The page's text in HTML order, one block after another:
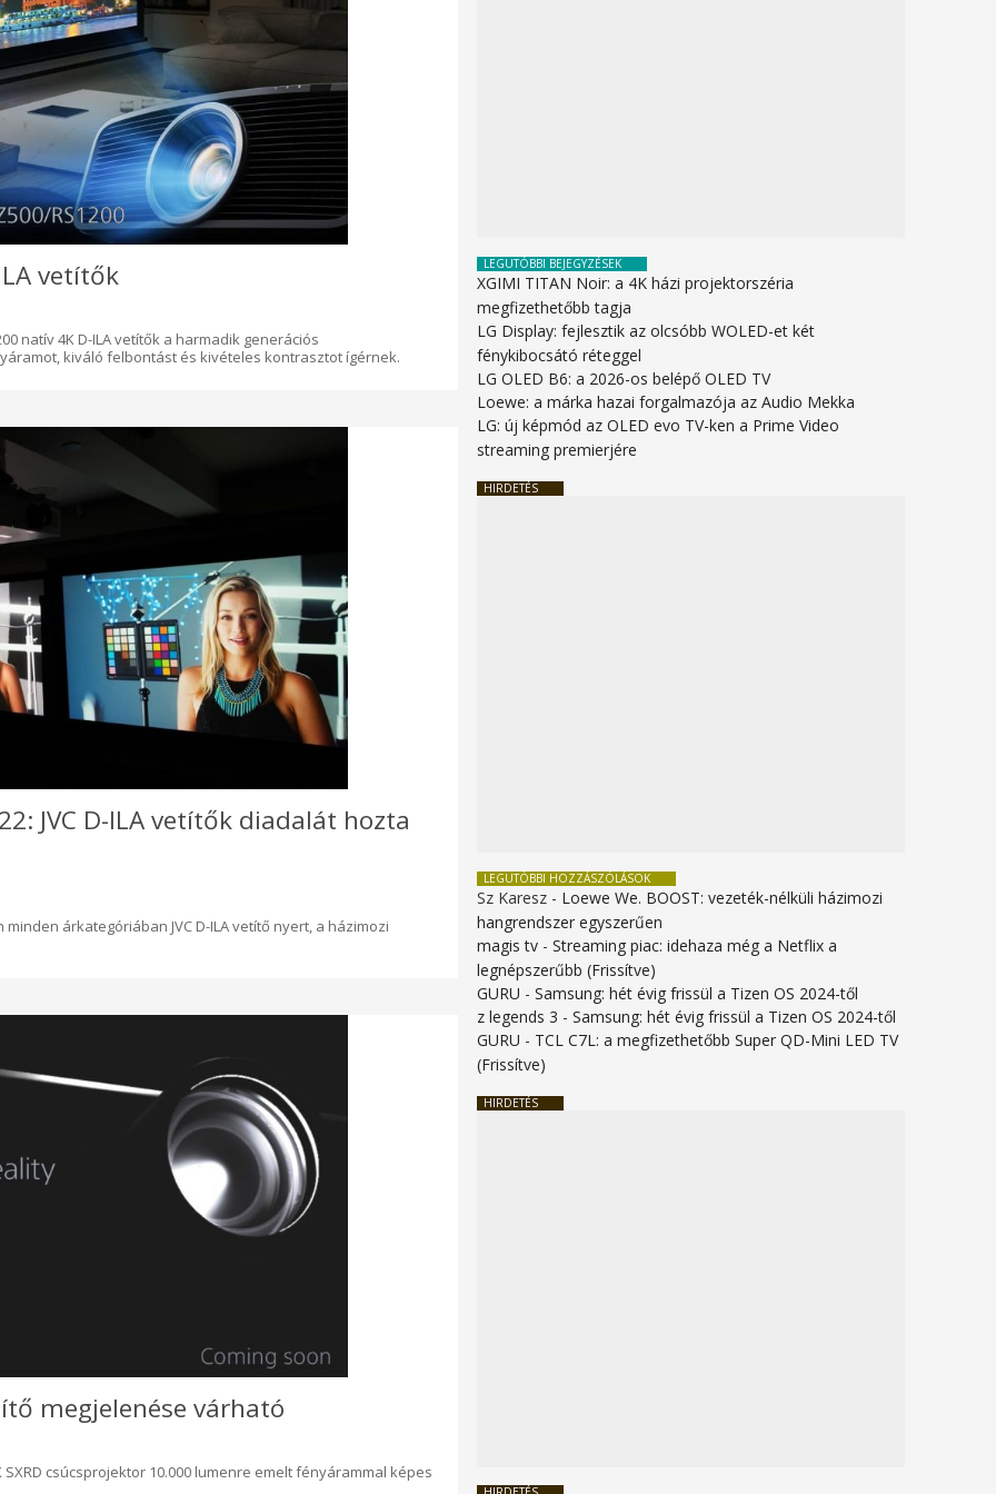
vetítők
natív 4K D-ILA vetítők a harmadik generációs
kiváló felbontást és kivételes kontrasztot ígérnek.
JVC D-ILA vetítők diadalát hozta
árkategóriában JVC D-ILA vetítő nyert, a házimozi
megjelenése várható
csúcsprojektor 10.000 lumenre emelt fényárammal képes
LEGUTÓBBI BEJEGYZÉSEK
XGIMI TITAN Noir: a 4K házi projektorszéria
megfizethetőbb tagja
LG Display: fejlesztik az olcsóbb WOLED-et két
fénykibocsátó réteggel
LG OLED B6: a 2026-os belépő OLED TV
Loewe: a márka hazai forgalmazója az Audio Mekka
LG: új képmód az OLED evo TV-ken a Prime Video
streaming premierjére
HIRDETÉS
LEGUTÓBBI HOZZÁSZÓLÁSOK
Sz Karesz - Loewe We. BOOST: vezeték-nélküli házimozi
hangrendszer egyszerűen
magis tv -Streaming piac: idehaza még a Netflix a
legnépszerűbb (Frissítve)
GURU -Samsung: hét évig frissül a Tizen OS 2024-től
z legends 3 -Samsung: hét évig frissül a Tizen OS 2024-től
GURU - TCL C7L: a megfizethetőbb Super QD-Mini LED TV
(Frissítve)
HIRDETÉS